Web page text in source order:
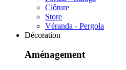
Clôture
Store
Véranda - Pergola
Décoration
Aménagement